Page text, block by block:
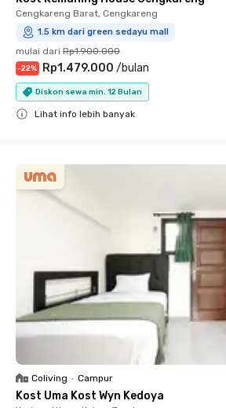
Cengkareng Barat, Cengkareng
1.5 km dari green sedayu mall
mulai dari Rp1.900.000
-22% Rp1.479.000 /bulan
Diskon sewa min. 12 Bulan
Lihat info lebih banyak
Coliving • Campur
Kost Uma Kost Wyn Kedoya